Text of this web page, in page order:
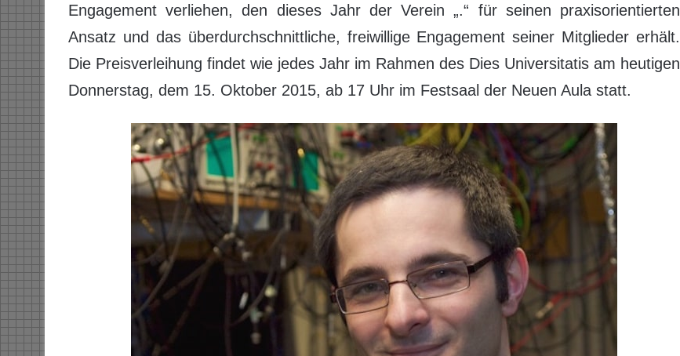
Engagement verliehen, den dieses Jahr der Verein „.“ für seinen praxisorientierten
Ansatz und das überdurchschnittliche, freiwillige Engagement seiner Mitglieder erhält.
Die Preisverleihung findet wie jedes Jahr im Rahmen des Dies Universitatis am heutigen
Donnerstag, dem 15. Oktober 2015, ab 17 Uhr im Festsaal der Neuen Aula statt.